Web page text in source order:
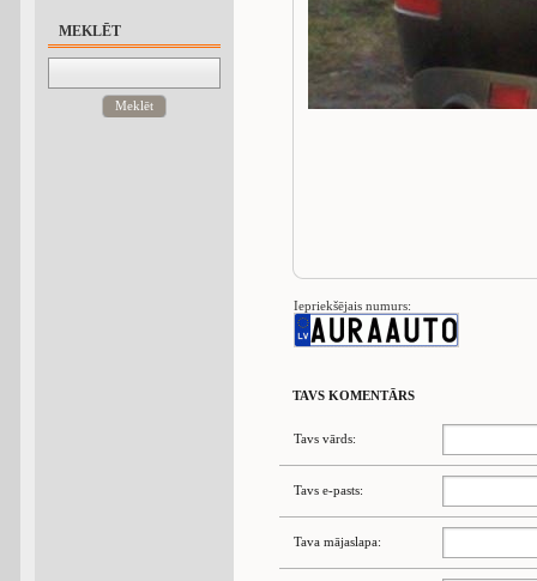
MEKLĒT
Meklēt
Iepriekšējais numurs:
TAVS KOMENTĀRS
Tavs vārds:
Tavs e-pasts:
Tava mājaslapa: